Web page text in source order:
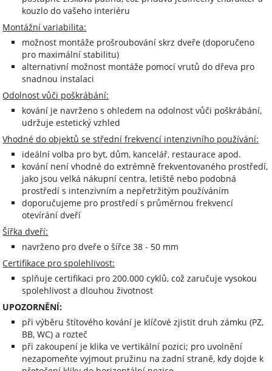
kouzlo do vašeho interiéru
Montážní variabilita:
možnost montáže prošroubování skrz dveře (doporučeno
pro maximální stabilitu)
alternativní možnost montáže pomocí vrutů do dřeva pro
snadnou instalaci
Odolnost vůči poškrábání:
kování je navrženo s ohledem na odolnost vůči poškrábání,
udržuje estetický vzhled
Vhodné do objektů se střední frekvencí intenzivního používání:
ideální volba pro byt, dům, kancelář, restaurace apod.
kování není vhodné do extrémně frekventovaného prostředí,
jako jsou velká nákupní centra, letiště nebo podobná
prostředí s intenzivním a nepřetržitým používáním
doporučujeme pro prostředí s průměrnou frekvencí
otevírání dveří
Šířka dveří:
navrženo pro dveře o šířce 38 - 50 mm
Certifikace pro spolehlivost:
splňuje certifikaci pro 200.000 cyklů, což zaručuje vysokou
spolehlivost a dlouhou životnost
UPOZORNĚNÍ:
při výběru štítového kování je klíčové zjistit druh zámku (PZ,
BB, WC) a rozteč
při zakoupení je klika ve vertikální pozici; pro uvolnění
nezapomeňte vyjmout pružinu na zadní straně, kdy dojde k